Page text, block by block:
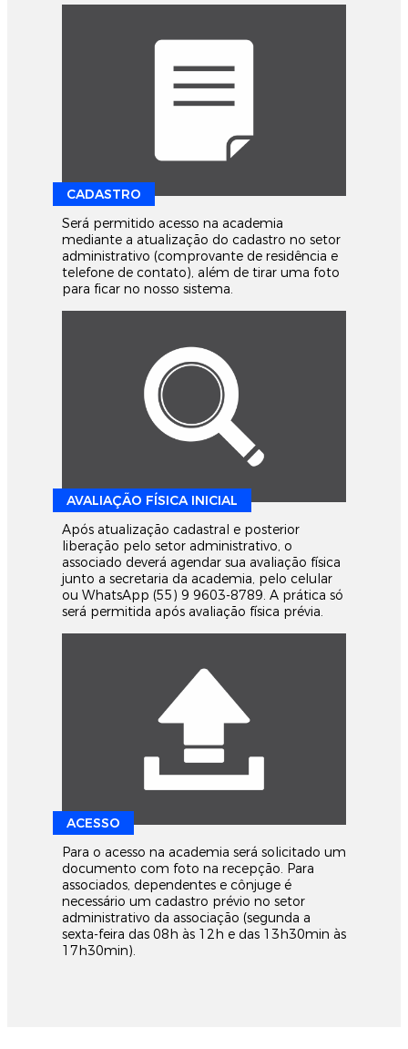
CADASTRO
Será permitido acesso na academia
mediante a atualização do cadastro no setor
administrativo (comprovante de residência e
telefone de contato), além de tirar uma foto
para ficar no nosso sistema.
AVALIAÇÃO FÍSICA INICIAL
Após atualização cadastral e posterior
liberação pelo setor administrativo, o
associado deverá agendar sua avaliação física
junto a secretaria da academia, pelo celular
ou WhatsApp (55) 9 9603-8789. A prática só
será permitida após avaliação física prévia.
ACESSO
Para o acesso na academia será solicitado um
documento com foto na recepção. Para
associados, dependentes e cônjuge é
necessário um cadastro prévio no setor
administrativo da associação (segunda a
sexta-feira das 08h às 12h e das 13h30min às
17h30min).